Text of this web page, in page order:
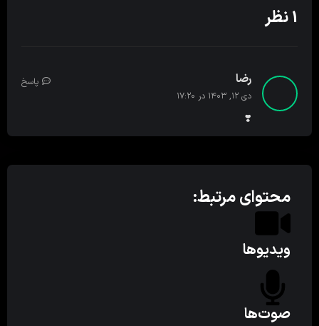
1 نظر
رضا
دی ۱۲, ۱۴۰۳ در ۱۷:۲۰
❣️
پاسخ
محتوای مرتبط:
ویدیوها
صوت‌ها